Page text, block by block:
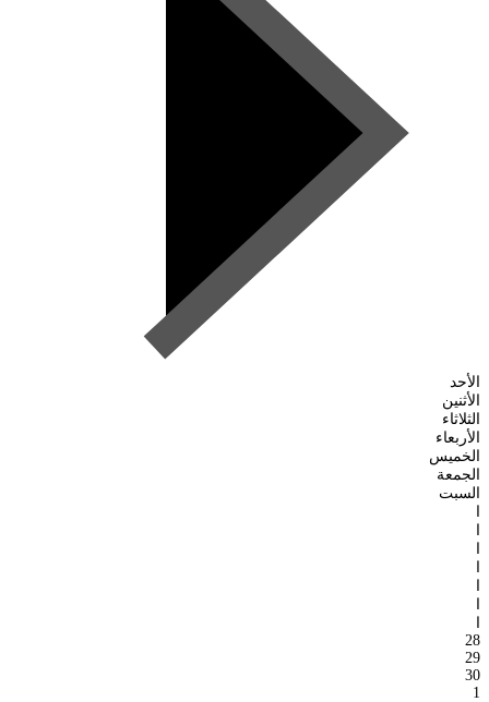
الأحد
الأثنين
الثلاثاء
الأربعاء
الخميس
الجمعة
السبت
ا
ا
ا
ا
ا
ا
ا
28
29
30
1